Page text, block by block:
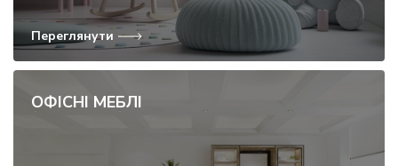
Переглянути
ОФІСНІ МЕБЛІ